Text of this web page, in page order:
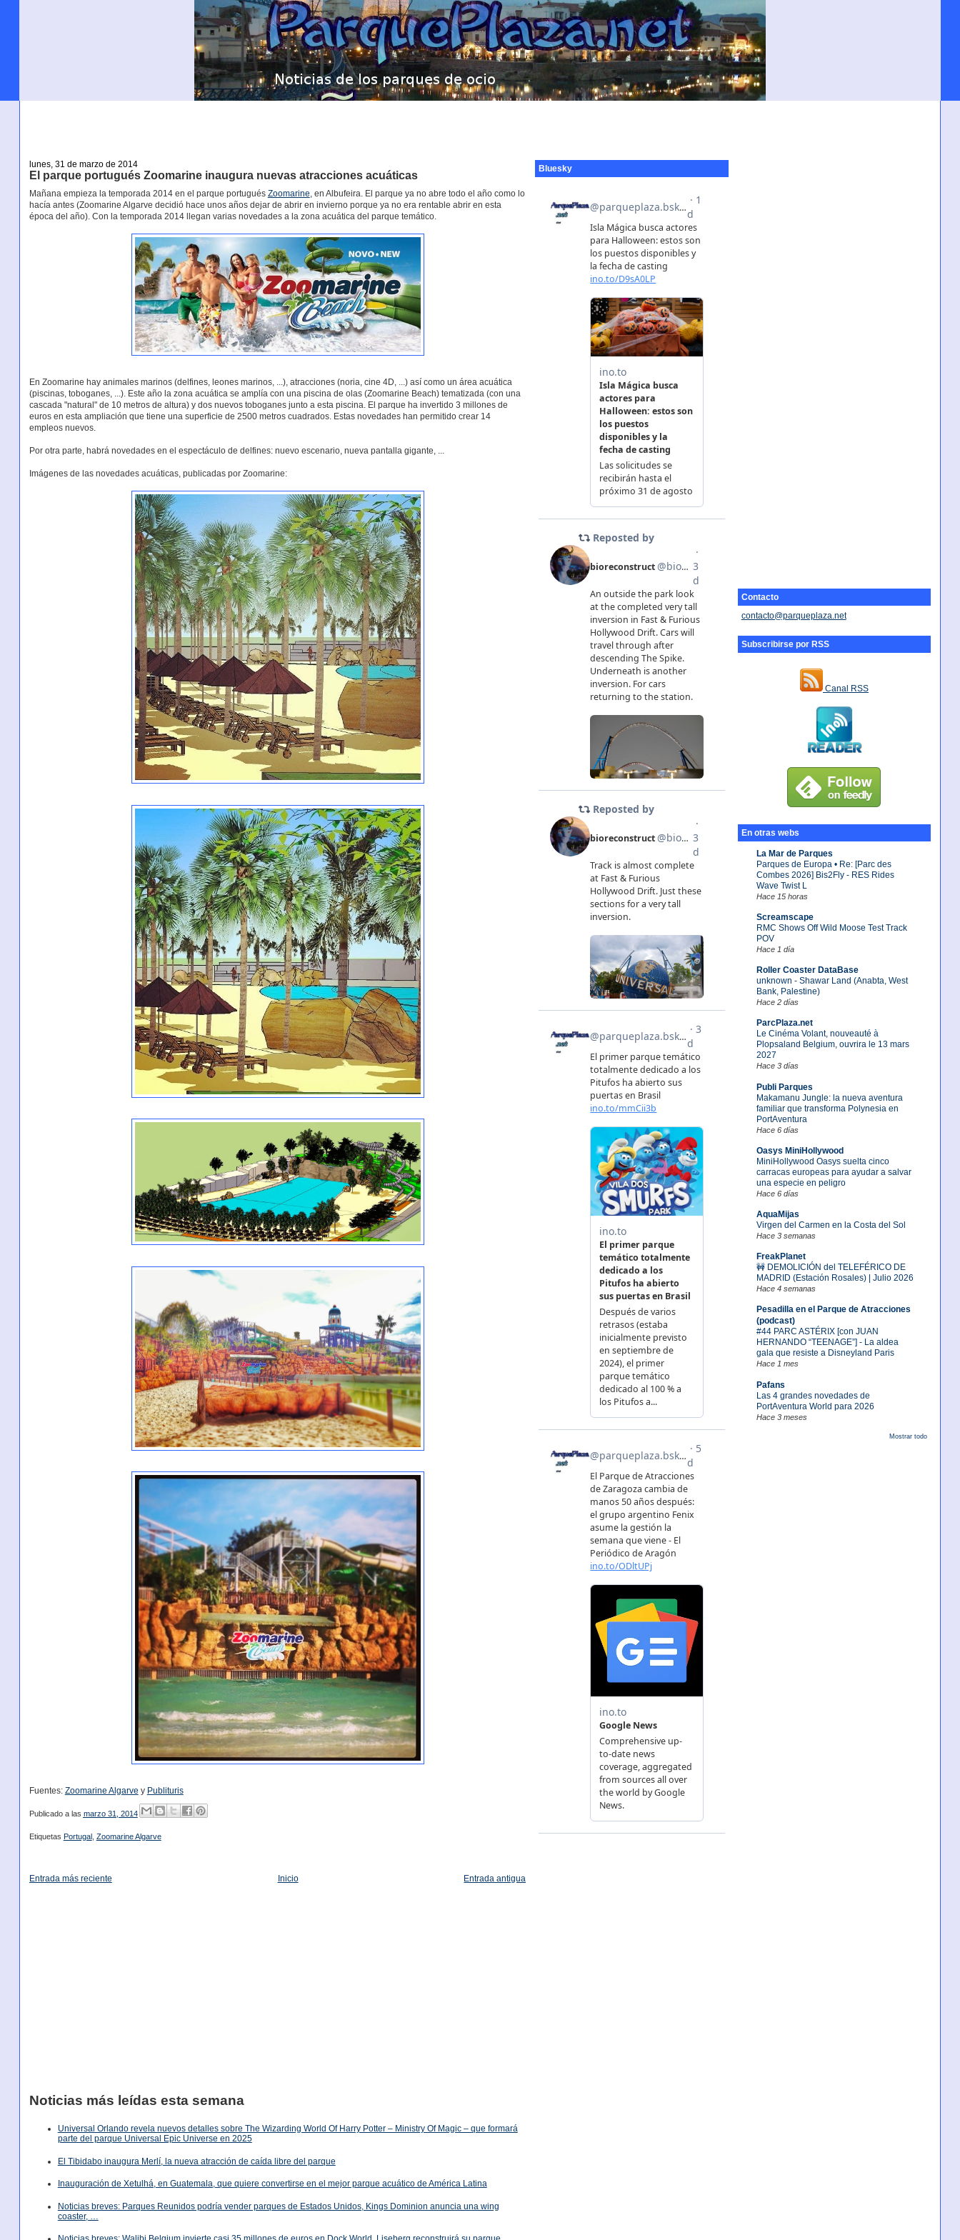
Contacto
contacto@parqueplaza.net
Subscribirse por RSS
Canal RSS
En otras webs
La Mar de Parques
Parques de Europa • Re: [Parc des
Combes 2026] Bis2Fly - RES Rides
Wave Twist L
Hace 15 horas
Screamscape
RMC Shows Off Wild Moose Test Track
POV
Hace 1 día
Roller Coaster DataBase
unknown - Shawar Land (Anabta, West
Bank, Palestine)
Hace 2 días
ParcPlaza.net
Le Cinéma Volant, nouveauté à
Plopsaland Belgium, ouvrira le 13 mars
2027
Hace 3 días
Publi Parques
Makamanu Jungle: la nueva aventura
familiar que transforma Polynesia en
PortAventura
Hace 6 días
Oasys MiniHollywood
MiniHollywood Oasys suelta cinco
carracas europeas para ayudar a salvar
una especie en peligro
Hace 6 días
AquaMijas
Virgen del Carmen en la Costa del Sol
Hace 3 semanas
FreakPlanet
🚧 DEMOLICIÓN del TELEFÉRICO DE
MADRID (Estación Rosales) | Julio 2026
Hace 4 semanas
Pesadilla en el Parque de Atracciones
(podcast)
#44 PARC ASTÉRIX [con JUAN
HERNANDO “TEENAGE”] - La aldea
gala que resiste a Disneyland Paris
Hace 1 mes
Pafans
Las 4 grandes novedades de
PortAventura World para 2026
Hace 3 meses
Mostrar todo
lunes, 31 de marzo de 2014
El parque portugués Zoomarine inaugura nuevas atracciones acuáticas
Mañana empieza la temporada 2014 en el parque portugués Zoomarine, en Albufeira. El parque ya no abre todo el año como lo
hacía antes (Zoomarine Algarve decidió hace unos años dejar de abrir en invierno porque ya no era rentable abrir en esta
época del año). Con la temporada 2014 llegan varias novedades a la zona acuática del parque temático.
En Zoomarine hay animales marinos (delfines, leones marinos, ...), atracciones (noria, cine 4D, ...) así como un área acuática
(piscinas, toboganes, ...). Este año la zona acuática se amplía con una piscina de olas (Zoomarine Beach) tematizada (con una
cascada "natural" de 10 metros de altura) y dos nuevos toboganes junto a esta piscina. El parque ha invertido 3 millones de
euros en esta ampliación que tiene una superficie de 2500 metros cuadrados. Estas novedades han permitido crear 14
empleos nuevos.
Por otra parte, habrá novedades en el espectáculo de delfines: nuevo escenario, nueva pantalla gigante, ...
Imágenes de las novedades acuáticas, publicadas por Zoomarine:
Fuentes: Zoomarine Algarve y Publituris
Publicado a las marzo 31, 2014
Etiquetas Portugal, Zoomarine Algarve
Entrada más reciente Entrada antigua
Inicio
Noticias más leídas esta semana
Universal Orlando revela nuevos detalles sobre The Wizarding World Of Harry Potter – Ministry Of Magic – que formará
parte del parque Universal Epic Universe en 2025
El Tibidabo inaugura Merlí, la nueva atracción de caída libre del parque
Inauguración de Xetulhá, en Guatemala, que quiere convertirse en el mejor parque acuático de América Latina
Noticias breves: Parques Reunidos podría vender parques de Estados Unidos, Kings Dominion anuncia una wing
coaster, …
Bluesky